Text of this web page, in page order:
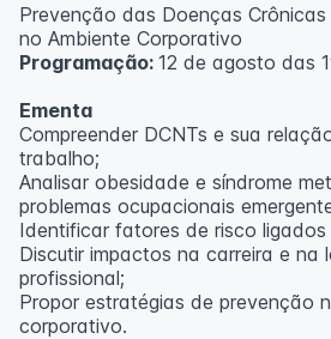
Prevenção das Doenças Crônicas
no Ambiente Corporativo
Programação: 12 de agosto das
Ementa
Compreender DCNTs e sua
trabalho;
Analisar obesidade e síndrome
problemas ocupacionais
Identificar fatores de risco
Discutir impactos na carreira e na
profissional;
Propor estratégias de prevenção
corporativo.